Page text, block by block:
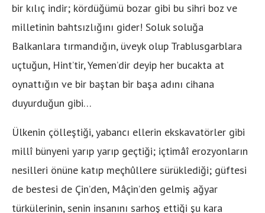
bir kılıç indir; kördüğümü bozar gibi bu sihri boz ve
milletinin bahtsızlığını gider! Soluk soluğa
Balkanlara tırmandığın, üveyk olup Trablusgarblara
uçtuğun, Hint’tir, Yemen’dir deyip her bucakta at
oynattığın ve bir baştan bir başa adını cihana
duyurduğun gibi…
Ülkenin çölleştiği, yabancı ellerin ekskavatörler gibi
millî bünyeni yarıp yarıp geçtiği; içtimâî erozyonların
nesilleri önüne katıp meçhûllere sürüklediği; güftesi
de bestesi de Çin’den, Mâçin’den gelmiş ağyar
türkülerinin, senin insanını sarhoş ettiği şu kara